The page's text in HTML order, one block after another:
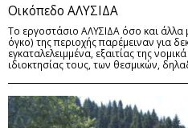
Οικόπεδο ΑΛΥΣΙΔΑ
Το εργοστάσιο ΑΛΥΣΙΔΑ όσο και άλλα
όγκο) της περιοχής παρέμειναν για
εγκαταλελειμμένα, εξαιτίας της
ιδιοκτησίας τους, των θεσμικών,